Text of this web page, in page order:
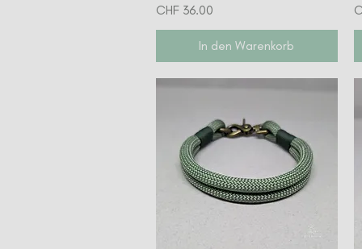
Preis
CHF 36.00
In den Warenkorb